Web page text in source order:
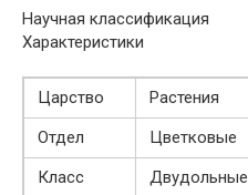
Научная классификация
Характеристики
Царство
Растения
Отдел
Цветковые
Класс
Двудольные